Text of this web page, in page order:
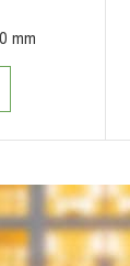
mm